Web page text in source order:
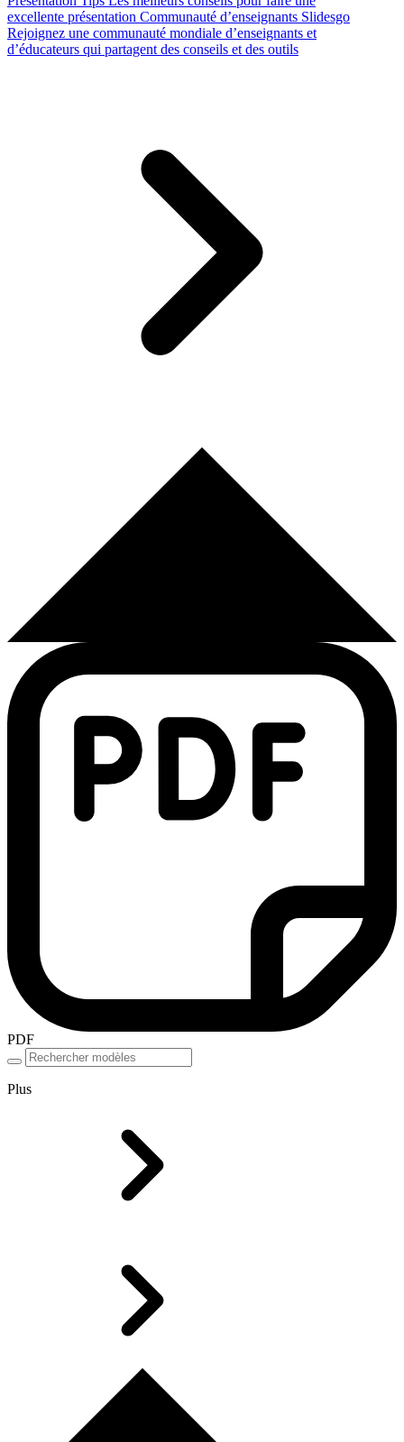
excellente présentation Communauté d’enseignants Slidesgo
Rejoignez une communauté mondiale d’enseignants et
d’éducateurs qui partagent des conseils et des outils
PDF
Plus